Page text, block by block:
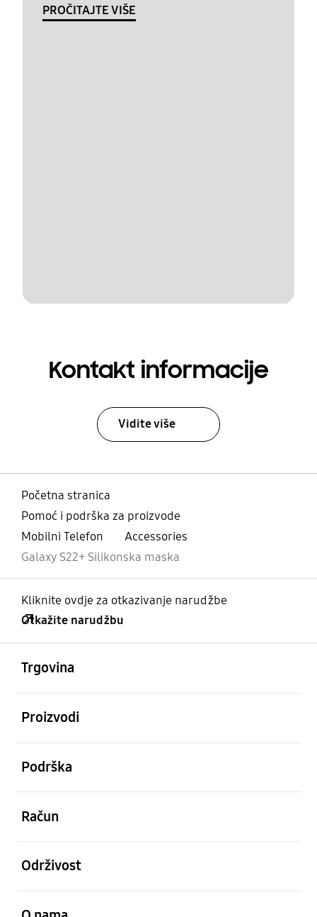
PROČITAJTE VIŠE
Kontakt informacije
Vidite više
Početna stranica
Pomoć i podrška za proizvode
Mobilni Telefon
Accessories
Galaxy S22+ Silikonska maska
Kliknite ovdje za otkazivanje narudžbe
Otkažite narudžbu
Trgovina
Proizvodi
Podrška
Račun
Održivost